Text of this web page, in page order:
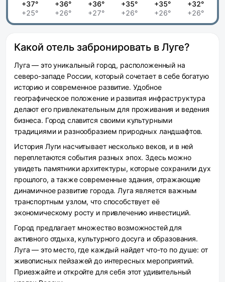
+37°
+25°
+36°
+26°
+36°
+27°
+35°
+26°
+35°
+26°
+32°
+26°
Какой отель забронировать в Луге?
Луга — это уникальный город, расположенный на
северо-западе России, который сочетает в себе богатую
историю и современное развитие. Удобное
географическое положение и развитая инфраструктура
делают его привлекательным для проживания и ведения
бизнеса. Город славится своими культурными
традициями и разнообразием природных ландшафтов.
История Луги насчитывает несколько веков, и в ней
переплетаются события разных эпох. Здесь можно
увидеть памятники архитектуры, которые сохранили дух
прошлого, а также современные здания, отражающие
динамичное развитие города. Луга является важным
транспортным узлом, что способствует её
экономическому росту и привлечению инвестиций.
Город предлагает множество возможностей для
активного отдыха, культурного досуга и образования.
Луга — это место, где каждый найдет что-то по душе: от
живописных пейзажей до интересных мероприятий.
Приезжайте и откройте для себя этот удивительный